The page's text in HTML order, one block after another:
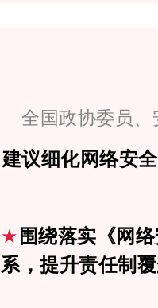
全国政协委员
建议细化网络安
★ 围绕落实《网
系，提升责任制